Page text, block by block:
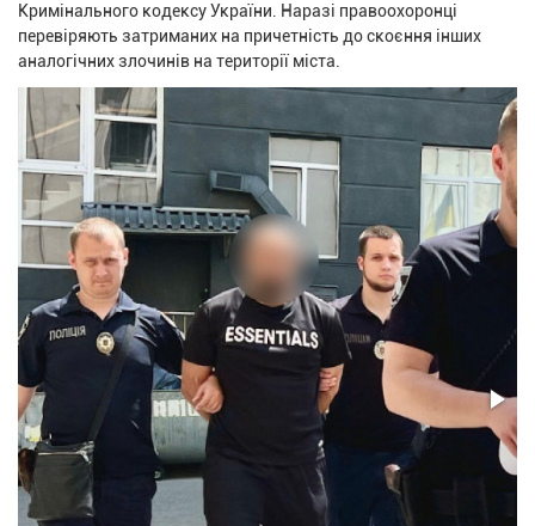
Кримінального кодексу України. Наразі правоохоронці
перевіряють затриманих на причетність до скоєння інших
аналогічних злочинів на території міста.